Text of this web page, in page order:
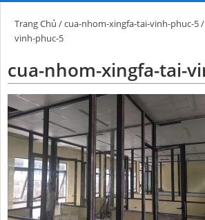
Trang Chủ /cua-nhom-xingfa-tai-vinh-phuc-5
vinh-phuc-5
cua-nhom-xingfa-tai-